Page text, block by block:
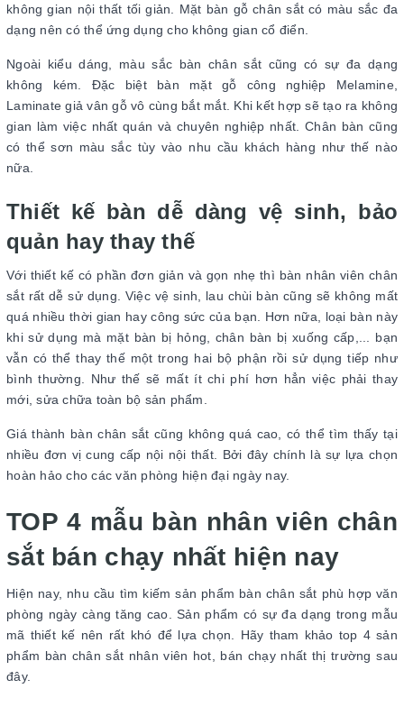
không gian nội thất tối giản. Mặt bàn gỗ chân sắt có màu sắc đa
dạng nên có thể ứng dụng cho không gian cổ điển.
Ngoài kiểu dáng, màu sắc bàn chân sắt cũng có sự đa dạng
không kém. Đặc biệt bàn mặt gỗ công nghiệp Melamine,
Laminate giả vân gỗ vô cùng bắt mắt. Khi kết hợp sẽ tạo ra không
gian làm việc nhất quán và chuyên nghiệp nhất. Chân bàn cũng
có thể sơn màu sắc tùy vào nhu cầu khách hàng như thế nào
nữa.
Thiết kế bàn dễ dàng vệ sinh, bảo
quản hay thay thế
Với thiết kế có phần đơn giản và gọn nhẹ thì bàn nhân viên chân
sắt rất dễ sử dụng. Việc vệ sinh, lau chùi bàn cũng sẽ không mất
quá nhiều thời gian hay công sức của bạn. Hơn nữa, loại bàn này
khi sử dụng mà mặt bàn bị hỏng, chân bàn bị xuống cấp,... bạn
vẫn có thể thay thế một trong hai bộ phận rồi sử dụng tiếp như
bình thường. Như thế sẽ mất ít chi phí hơn hẳn việc phải thay
mới, sửa chữa toàn bộ sản phẩm.
Giá thành bàn chân sắt cũng không quá cao, có thể tìm thấy tại
nhiều đơn vị cung cấp nội nội thất. Bởi đây chính là sự lựa chọn
hoàn hảo cho các văn phòng hiện đại ngày nay.
TOP 4 mẫu bàn nhân viên chân
sắt bán chạy nhất hiện nay
Hiện nay, nhu cầu tìm kiếm sản phẩm bàn chân sắt phù hợp văn
phòng ngày càng tăng cao. Sản phẩm có sự đa dạng trong mẫu
mã thiết kế nên rất khó để lựa chọn. Hãy tham khảo top 4 sản
phẩm bàn chân sắt nhân viên hot, bán chạy nhất thị trường sau
đây.